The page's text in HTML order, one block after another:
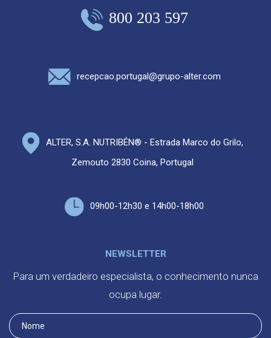
800 203 597
recepcao.portugal@grupo-alter.com
ALTER, S.A. NUTRIBÉN® - Estrada Marco do Grilo,
Zemouto 2830 Coina, Portugal
09h00-12h30 e 14h00-18h00
NEWSLETTER
Para um verdadeiro especialista, o conhecimento nunca
ocupa lugar.